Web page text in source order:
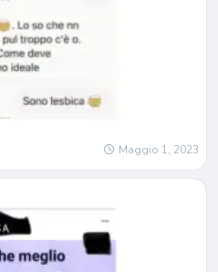
Maggio 1, 2023